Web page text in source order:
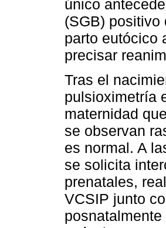
único
(SGB) positivo
parto eutócico
precisar
Tras el
pulsioximetría
maternidad
se observan
es normal. A
se solicita
prenatales,
VCSIP junto